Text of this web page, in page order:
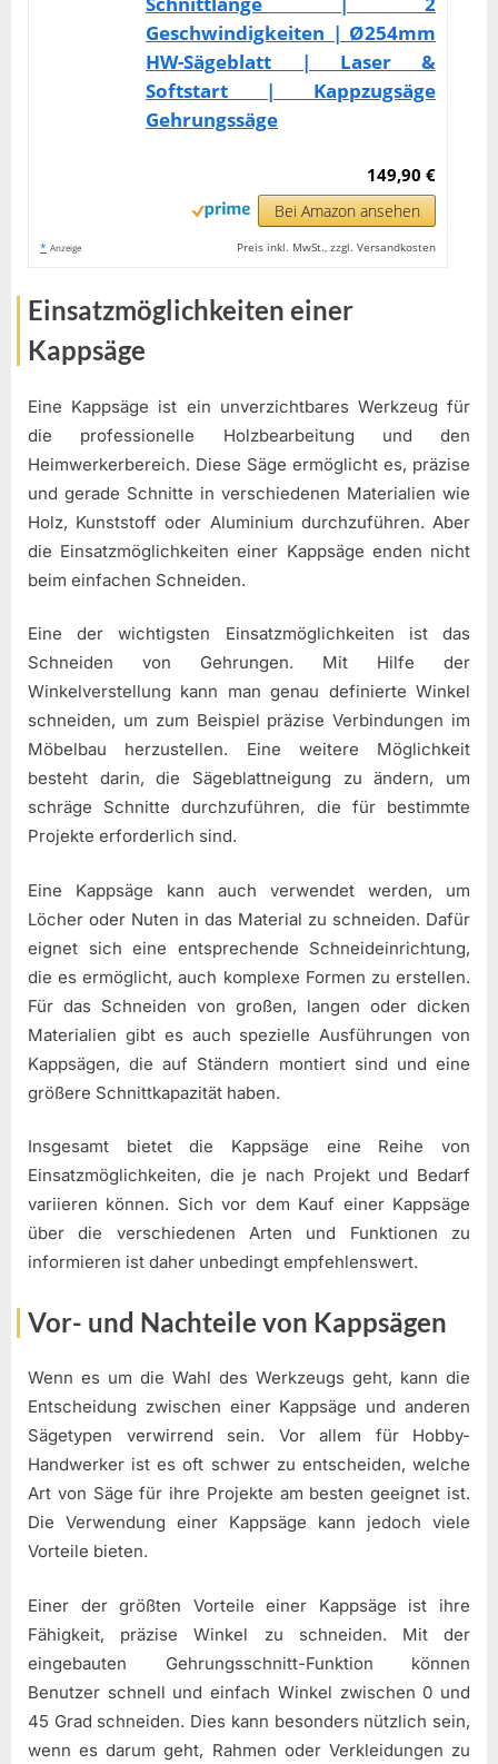
Geschwindigkeiten | Ø254mm
HW-Sägeblatt | Laser &
Softstart | Kappzugsäge
Gehrungssäge
149,90 €
Bei Amazon ansehen
* Anzeige Preis inkl. MwSt., zzgl. Versandkosten
Einsatzmöglichkeiten einer
Kappsäge
Eine Kappsäge ist ein unverzichtbares Werkzeug für
die professionelle Holzbearbeitung und den
Heimwerkerbereich. Diese Säge ermöglicht es, präzise
und gerade Schnitte in verschiedenen Materialien wie
Holz, Kunststoff oder Aluminium durchzuführen. Aber
die Einsatzmöglichkeiten einer Kappsäge enden nicht
beim einfachen Schneiden.
Eine der wichtigsten Einsatzmöglichkeiten ist das
Schneiden von Gehrungen. Mit Hilfe der
Winkelverstellung kann man genau definierte Winkel
schneiden, um zum Beispiel präzise Verbindungen im
Möbelbau herzustellen. Eine weitere Möglichkeit
besteht darin, die Sägeblattneigung zu ändern, um
schräge Schnitte durchzuführen, die für bestimmte
Projekte erforderlich sind.
Eine Kappsäge kann auch verwendet werden, um
Löcher oder Nuten in das Material zu schneiden. Dafür
eignet sich eine entsprechende Schneideinrichtung,
die es ermöglicht, auch komplexe Formen zu erstellen.
Für das Schneiden von großen, langen oder dicken
Materialien gibt es auch spezielle Ausführungen von
Kappsägen, die auf Ständern montiert sind und eine
größere Schnittkapazität haben.
Insgesamt bietet die Kappsäge eine Reihe von
Einsatzmöglichkeiten, die je nach Projekt und Bedarf
variieren können. Sich vor dem Kauf einer Kappsäge
über die verschiedenen Arten und Funktionen zu
informieren ist daher unbedingt empfehlenswert.
Vor- und Nachteile von Kappsägen
Wenn es um die Wahl des Werkzeugs geht, kann die
Entscheidung zwischen einer Kappsäge und anderen
Sägetypen verwirrend sein. Vor allem für Hobby-
Handwerker ist es oft schwer zu entscheiden, welche
Art von Säge für ihre Projekte am besten geeignet ist.
Die Verwendung einer Kappsäge kann jedoch viele
Vorteile bieten.
Einer der größten Vorteile einer Kappsäge ist ihre
Fähigkeit, präzise Winkel zu schneiden. Mit der
eingebauten Gehrungsschnitt-Funktion können
Benutzer schnell und einfach Winkel zwischen 0 und
45 Grad schneiden. Dies kann besonders nützlich sein,
wenn es darum geht, Rahmen oder Verkleidungen zu